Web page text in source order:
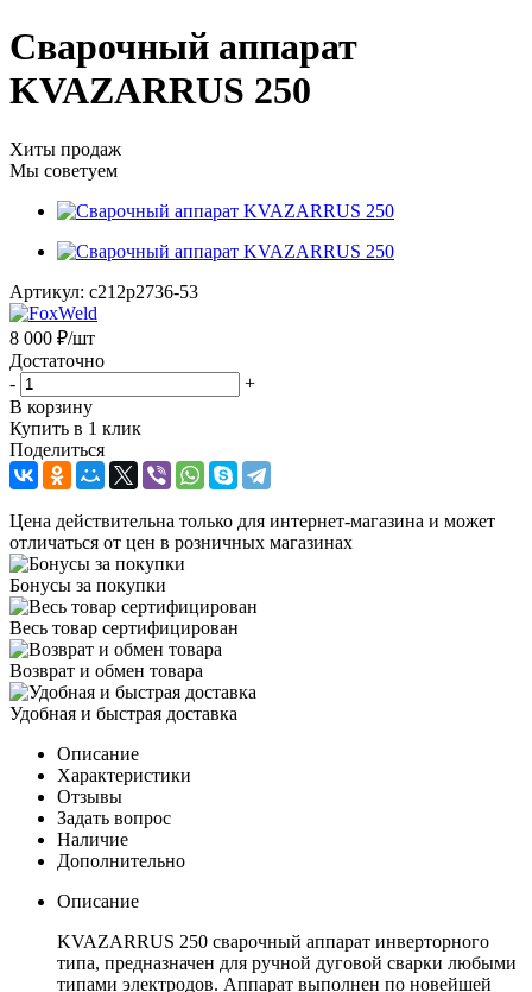
Сварочный аппарат
KVAZARRUS 250
Хиты продаж
Мы советуем
Артикул: c212p2736-53
8 000 ₽/шт
Достаточно
-
+
В корзину
Купить в 1 клик
Поделиться
Цена действительна только для интернет-магазина и может
отличаться от цен в розничных магазинах
Бонусы за покупки
Весь товар сертифицирован
Возврат и обмен товара
Удобная и быстрая доставка
Описание
Характеристики
Отзывы
Задать вопрос
Наличие
Дополнительно
Описание
KVAZARRUS 250 сварочный аппарат инверторного
типа, предназначен для ручной дуговой сварки любыми
типами электродов. Аппарат выполнен по новейшей